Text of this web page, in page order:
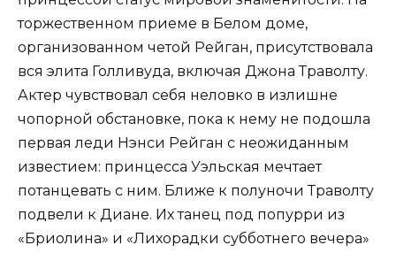
торжественном приеме в Белом доме,
организованном четой Рейган, присутствовала
вся элита Голливуда, включая Джона Траволту.
Актер чувствовал себя неловко в излишне
чопорной обстановке, пока к нему не подошла
первая леди Нэнси Рейган с неожиданным
известием: принцесса Уэльская мечтает
потанцевать с ним. Ближе к полуночи Траволту
подвели к Диане. Их танец под попурри из
«Бриолина» и «Лихорадки субботнего вечера»